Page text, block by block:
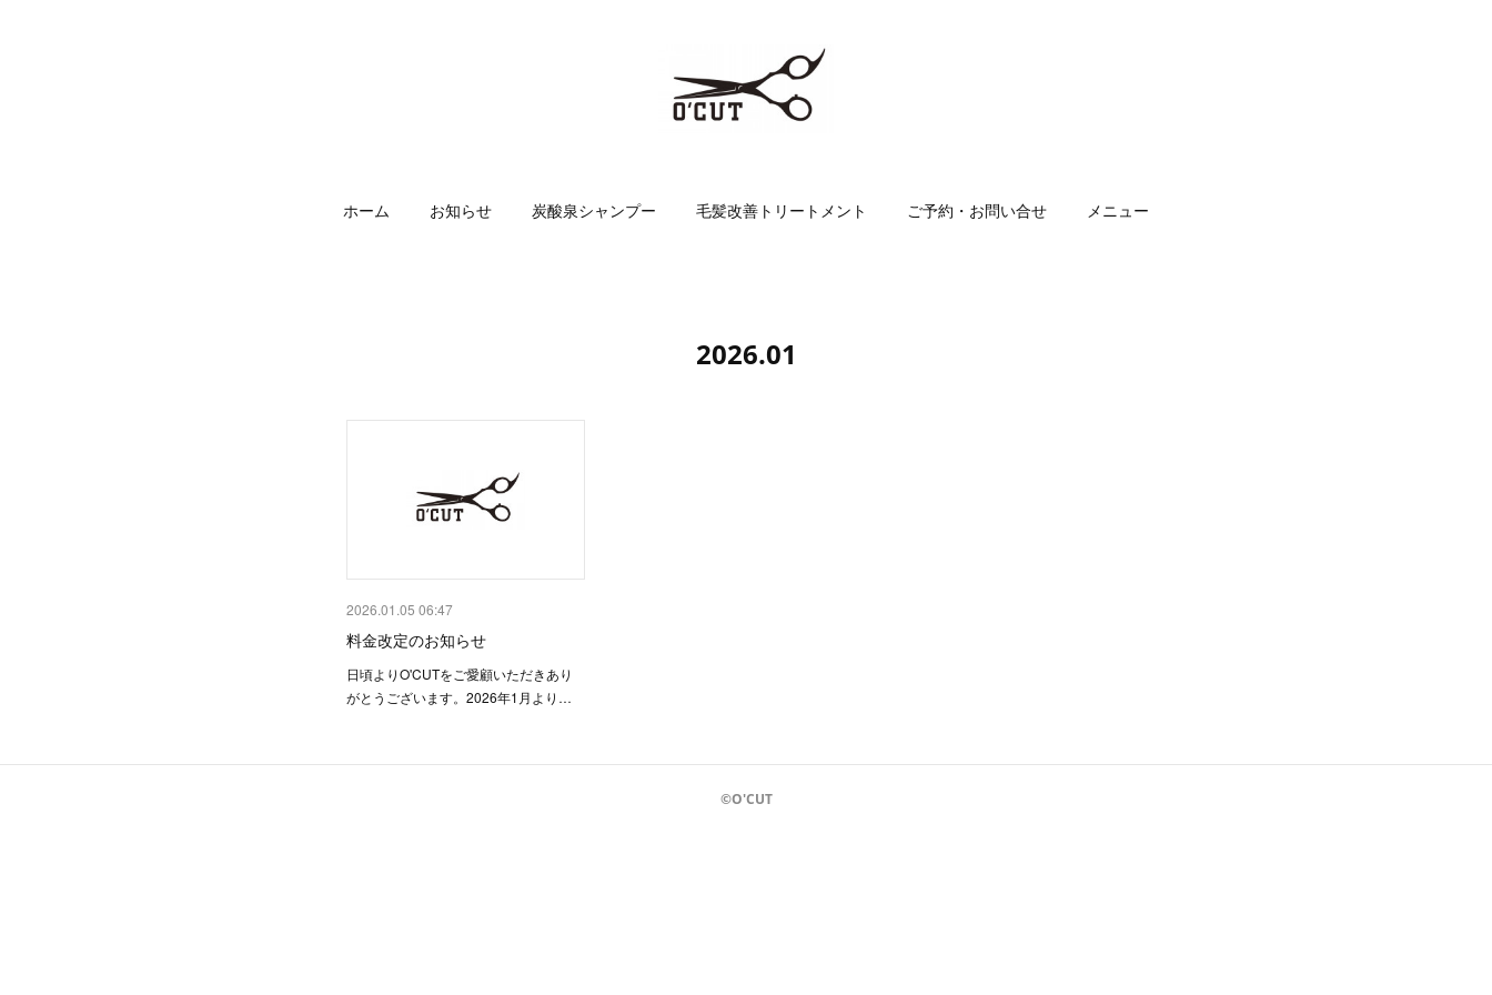
ホーム お知らせ 炭酸泉シャンプー 毛髪改善トリートメント ご予約・お問い合せ メニュー
2026.01
2026.01.05 06:47
料金改定のお知らせ
日頃よりO'CUTをご愛顧いただきあり
がとうございます。2026年1月より…
©O'CUT